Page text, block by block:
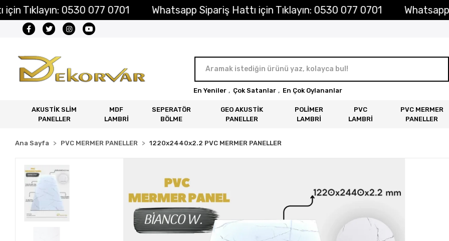
0530 077 0701 Whatsapp Sipariş Hattı için Tıklayın: 0530 077 0701 Whatsapp
En Yeniler , Çok Satanlar , En Çok Oylananlar
AKUSTİK SLİM
PANELLER
MDF
LAMBRİ
SEPERATÖR
BÖLME
GEO AKUSTİK
PANELLER
POLİMER
LAMBRİ
PVC
LAMBRİ
PVC MERMER
PANELLER
Ana Sayfa PVC MERMER PANELLER 1220x2440x2.2 PVC MERMER PANELLER